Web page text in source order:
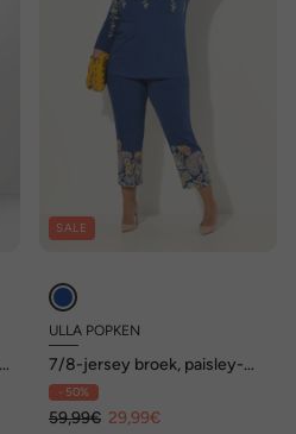
SALE
ULLA POPKEN
7/8-jersey broek, paisley-
rand, wijde pijpen, elastische
tailleband
- 50%
59,99€ 29,99€